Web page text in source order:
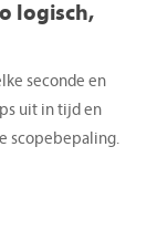
logisch,
seconde en
uit in tijd en
scopebepaling.